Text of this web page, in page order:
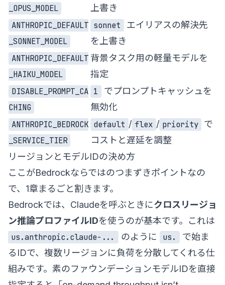
_OPUS_MODEL
上書き
ANTHROPIC_DEFAULT
_SONNET_MODEL
sonnet
エイリアスの解決先
を上書き
ANTHROPIC_DEFAULT
_HAIKU_MODEL
背景タスク用の軽量モデルを
指定
DISABLE_PROMPT_CA
CHING
1
でプロンプトキャッシュを
無効化
ANTHROPIC_BEDROCK
_SERVICE_TIER
default / flex / priority で
コストと遅延を調整
リージョンとモデルIDの決め方
ここがBedrockならではのつまずきポイントなの
で、1章まるごと割きます。
Bedrockでは、Claudeを呼ぶときにクロスリージョ
ン推論プロファイルIDを使うのが基本です。これは
us.anthropic.claude-...
のように us.
で始ま
るIDで、複数リージョンに負荷を分散してくれる仕
組みです。素のファウンデーションモデルIDを直接